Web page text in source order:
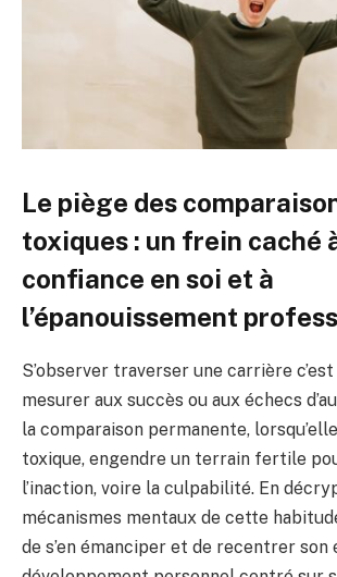
Le piège des
toxiques : un frein caché
confiance en soi et à
l’épanouissement
S’observer traverser une carrière
mesurer aux succès ou aux échecs
la comparaison permanente,
toxique, engendre un terrain fertile
l’inaction, voire la culpabilité. En
mécanismes mentaux de cette
de s’en émanciper et de recentrer son